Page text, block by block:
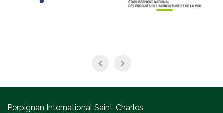
Perpignan International Saint-Charles